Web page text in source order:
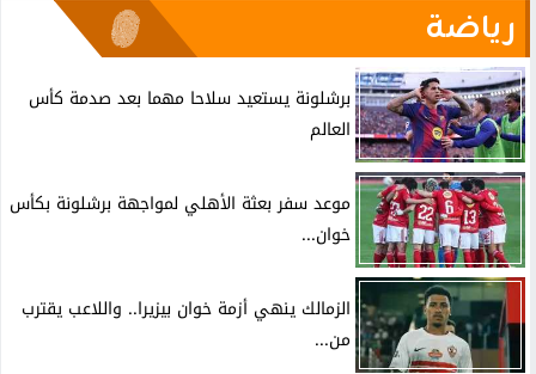
رياضة
برشلونة يستعيد سلاحا مهما بعد صدمة كأس
العالم
موعد سفر بعثة الأهلي لمواجهة برشلونة بكأس
خوان...
الزمالك ينهي أزمة خوان بيزيرا.. واللاعب يقترب
من...